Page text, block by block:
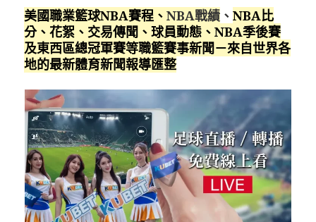
美國職業籃球NBA賽程 、NBA戰績 、NBA比
分、花絮、交易傳聞、球員動態、NBA季後賽
及東西區總冠軍賽等職籃賽事新聞－來自世界各
地的最新體育新聞報導匯整